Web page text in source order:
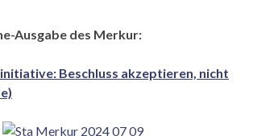
Ausgabe des Merkur:
Beschluss akzeptieren, nicht